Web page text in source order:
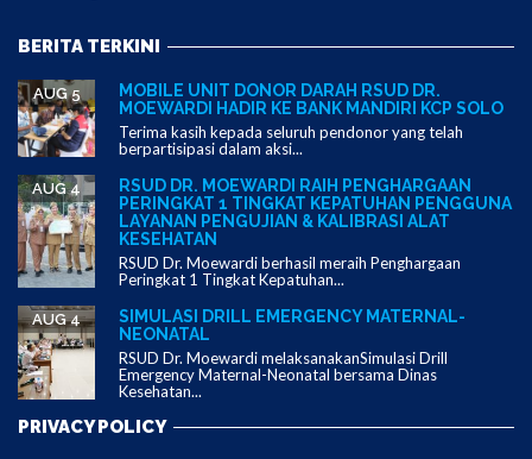
BERITA TERKINI
MOBILE UNIT DONOR DARAH RSUD DR.
MOEWARDI HADIR KE BANK MANDIRI KCP SOLO
AUG 5
Terima kasih kepada seluruh pendonor yang telah
berpartisipasi dalam aksi...
RSUD DR. MOEWARDI RAIH PENGHARGAAN
PERINGKAT 1 TINGKAT KEPATUHAN PENGGUNA
LAYANAN PENGUJIAN & KALIBRASI ALAT
KESEHATAN
AUG 4
RSUD Dr. Moewardi berhasil meraih Penghargaan
Peringkat 1 Tingkat Kepatuhan...
SIMULASI DRILL EMERGENCY MATERNAL-
NEONATAL
AUG 4
RSUD Dr. Moewardi melaksanakanSimulasi Drill
Emergency Maternal-Neonatal bersama Dinas
Kesehatan...
PRIVACY POLICY